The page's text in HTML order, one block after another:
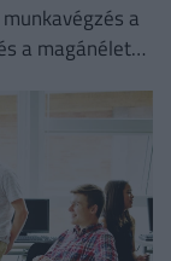
a
a magánélet